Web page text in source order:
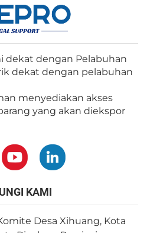
dekat dengan Pelabuhan
dekat dengan pelabuhan
menyediakan akses
yang akan diekspor
KAMI
Desa Xihuang, Kota